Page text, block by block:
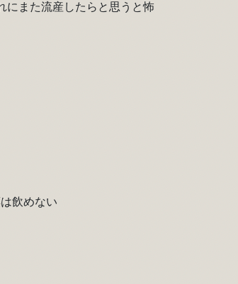
また流産したらと思うと怖
飲めない